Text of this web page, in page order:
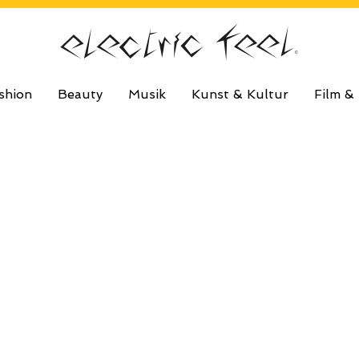
Beauty Musik Kunst & Kultur Film &